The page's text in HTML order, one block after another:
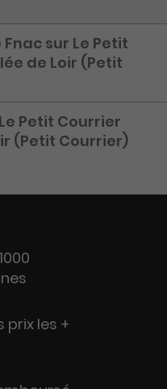
sur Le Petit
de Loir (Petit
Petit Courrier
(Petit Courrier)
prix les +